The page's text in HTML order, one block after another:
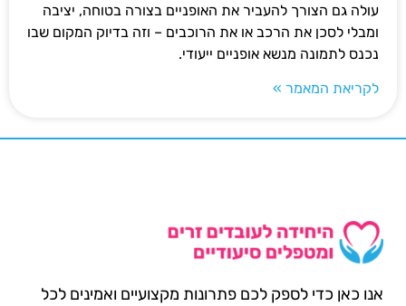
עולה גם הצורך להעביר את האופניים בצורה בטוחה, יציבה
ומבלי לסכן את הרכב או את הרוכבים – וזה בדיוק המקום שבו
נכנס לתמונה מנשא אופניים ייעודי.
לקריאת המאמר »
אנו כאן כדי לספק לכם פתרונות מקצועיים ואמינים לכל